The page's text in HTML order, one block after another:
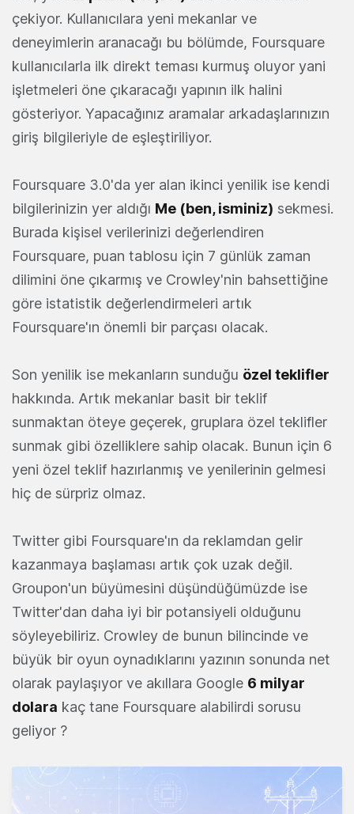
çekiyor. Kullanıcılara yeni mekanlar ve
deneyimlerin aranacağı bu bölümde, Foursquare
kullanıcılarla ilk direkt teması kurmuş oluyor yani
işletmeleri öne çıkaracağı yapının ilk halini
gösteriyor. Yapacağınız aramalar arkadaşlarınızın
giriş bilgileriyle de eşleştiriliyor.
Foursquare 3.0'da yer alan ikinci yenilik ise kendi
bilgilerinizin yer aldığı Me (ben, isminiz) sekmesi.
Burada kişisel verilerinizi değerlendiren
Foursquare, puan tablosu için 7 günlük zaman
dilimini öne çıkarmış ve Crowley'nin bahsettiğine
göre istatistik değerlendirmeleri artık
Foursquare'ın önemli bir parçası olacak.
Son yenilik ise mekanların sunduğu özel teklifler
hakkında. Artık mekanlar basit bir teklif
sunmaktan öteye geçerek, gruplara özel teklifler
sunmak gibi özelliklere sahip olacak. Bunun için 6
yeni özel teklif hazırlanmış ve yenilerinin gelmesi
hiç de sürpriz olmaz.
Twitter gibi Foursquare'ın da reklamdan gelir
kazanmaya başlaması artık çok uzak değil.
Groupon'un büyümesini düşündüğümüzde ise
Twitter'dan daha iyi bir potansiyeli olduğunu
söyleyebiliriz. Crowley de bunun bilincinde ve
büyük bir oyun oynadıklarını yazının sonunda net
olarak paylaşıyor ve akıllara Google 6 milyar
dolara kaç tane Foursquare alabilirdi sorusu
geliyor ?